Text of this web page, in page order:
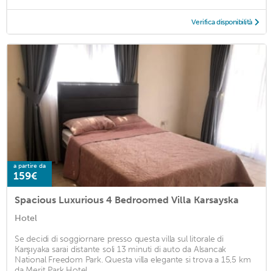
Verifica disponibilità
a partire da
159€
Spacious Luxurious 4 Bedroomed Villa Karsayska
Hotel
Se decidi di soggiornare presso questa villa sul litorale di
Karşıyaka sarai distante soli 13 minuti di auto da Alsancak
National Freedom Park. Questa villa elegante si trova a 15,5 km